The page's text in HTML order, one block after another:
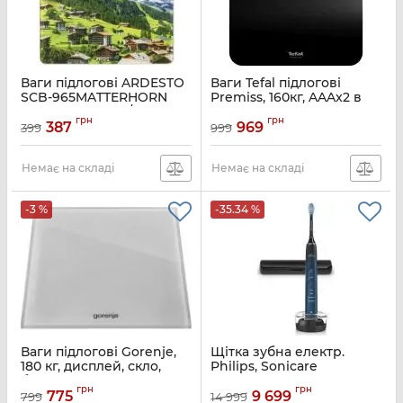
Ваги підлогові ARDESTO
SCB-965MATTERHORN
макс. вага 150 кг/малюнок
Артикул: SCB-965MATTERHORN
399 387 грн
Немає на складі
Ваги Tefal підлогові
Premiss, 160кг, AAAx2 в
Артикул: PP1800V0
999 969 грн
Немає на складі
-3 %
Ваги підлогові Gorenje,
180 кг, дисплей, скло,
білий
Артикул: OT180LBW
799 775 грн
-35.34 %
Щітка зубна електр.
Philips, Sonicare
Series, 62т. колив/хв,
14 999 9 699 грн